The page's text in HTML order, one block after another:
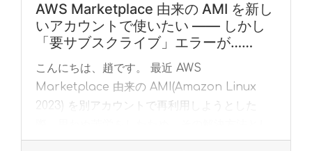
AWS Marketplace 由来の AMI を新し
いアカウントで使いたい —— しかし
「要サブスクライブ」エラーが……
こんにちは、趙です。 最近 AWS
Marketplace 由来の AMI(Amazon Linux
2023) を別アカウントで再利用しようとした
て AWS Applicati... »read more